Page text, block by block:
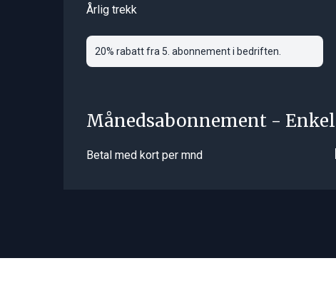
Årlig trekk
20% rabatt fra 5. abonnement i bedriften.
Månedsabonnement -
Betal med kort per mnd